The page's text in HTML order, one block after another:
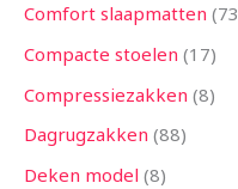
Comfort slaapmatten 73
Compacte stoelen 17
Compressiezakken 8
Dagrugzakken 88
Deken model 8